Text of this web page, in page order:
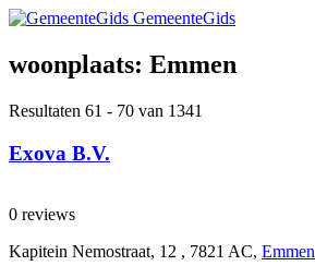
GemeenteGids
woonplaats: Emmen
Resultaten 61 - 70 van 1341
Exova B.V.
0 reviews
Kapitein Nemostraat, 12 , 7821 AC, Emmen